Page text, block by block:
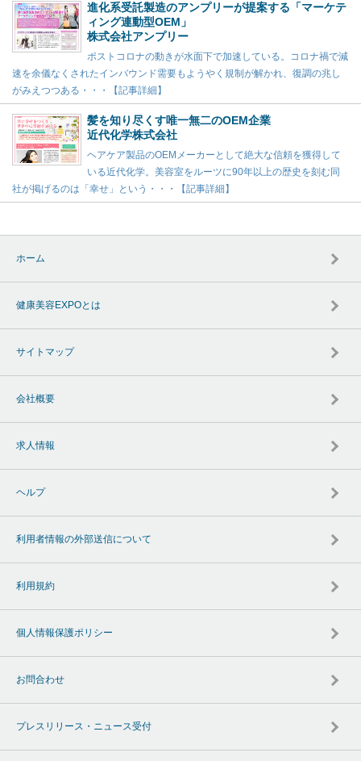
進化系受託製造のアンプリーが提案する「マーケテ
ィング連動型OEM」
株式会社アンプリー
ポストコロナの動きが水面下で加速している。コロナ禍で減
速を余儀なくされたインバウンド需要もようやく規制が解かれ、復調の兆し
がみえつつある・・・【記事詳細】
髪を知り尽くす唯一無二のOEM企業
近代化学株式会社
ヘアケア製品のOEMメーカーとして絶大な信頼を獲得して
いる近代化学。美容室をルーツに90年以上の歴史を刻む同
社が掲げるのは「幸せ」という・・・【記事詳細】
ホーム
健康美容EXPOとは
サイトマップ
会社概要
求人情報
ヘルプ
利用者情報の外部送信について
利用規約
個人情報保護ポリシー
お問合わせ
プレスリリース・ニュース受付